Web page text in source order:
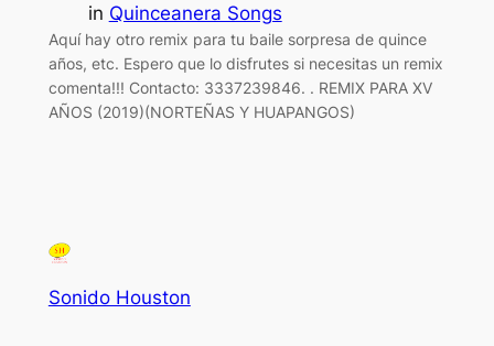
in Quinceanera Songs
Aquí hay otro remix para tu baile sorpresa de quince
años, etc. Espero que lo disfrutes si necesitas un remix
comenta!!! Contacto: 3337239846. . REMIX PARA XV
AÑOS (2019)(NORTEÑAS Y HUAPANGOS)
Sonido Houston